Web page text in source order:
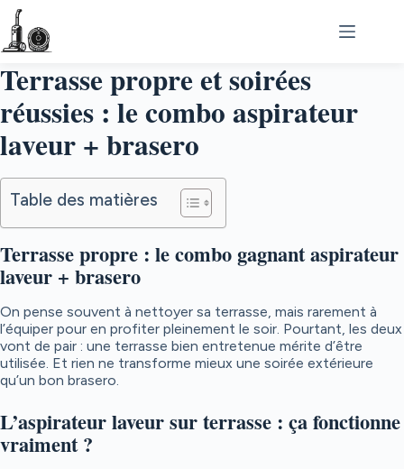
Passer
au
contenu
Terrasse propre et soirées
réussies : le combo aspirateur
laveur + brasero
Table des matières
Terrasse propre : le combo gagnant aspirateur
laveur + brasero
On pense souvent à nettoyer sa terrasse, mais rarement à
l’équiper pour en profiter pleinement le soir. Pourtant, les deux
vont de pair : une terrasse bien entretenue mérite d’être
utilisée. Et rien ne transforme mieux une soirée extérieure
qu’un bon brasero.
L’aspirateur laveur sur terrasse : ça fonctionne
vraiment ?